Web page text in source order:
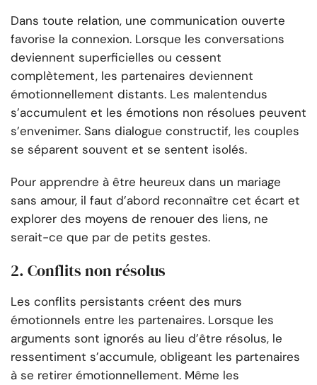
Dans toute relation, une communication ouverte
favorise la connexion. Lorsque les conversations
deviennent superficielles ou cessent
complètement, les partenaires deviennent
émotionnellement distants. Les malentendus
s’accumulent et les émotions non résolues peuvent
s’envenimer. Sans dialogue constructif, les couples
se séparent souvent et se sentent isolés.
Pour apprendre à être heureux dans un mariage
sans amour, il faut d’abord reconnaître cet écart et
explorer des moyens de renouer des liens, ne
serait-ce que par de petits gestes.
2. Conflits non résolus
Les conflits persistants créent des murs
émotionnels entre les partenaires. Lorsque les
arguments sont ignorés au lieu d’être résolus, le
ressentiment s’accumule, obligeant les partenaires
à se retirer émotionnellement. Même les